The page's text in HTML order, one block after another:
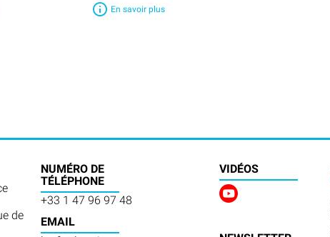
En savoir plus
de
NUMÉRO DE
TÉLÉPHONE
+33 1 47 96 97 48
EMAIL
VIDÉOS